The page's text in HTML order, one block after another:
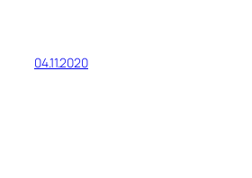
04.11.2020